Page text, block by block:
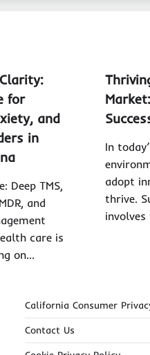
for
and
in
Deep TMS,
and
care is
on…
In
adopt
thrive.
involves
California Consumer
Contact Us